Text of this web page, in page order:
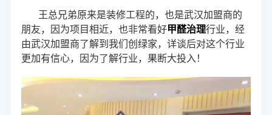
王总兄弟原来是装修工程的，也是武汉加盟商的
朋友，因为项目相近，也非常看好甲醛治理行业，经
由武汉加盟商了解到我们创绿家，详谈后对这个行业
更加有信心，因为了解行业，果断大投入！